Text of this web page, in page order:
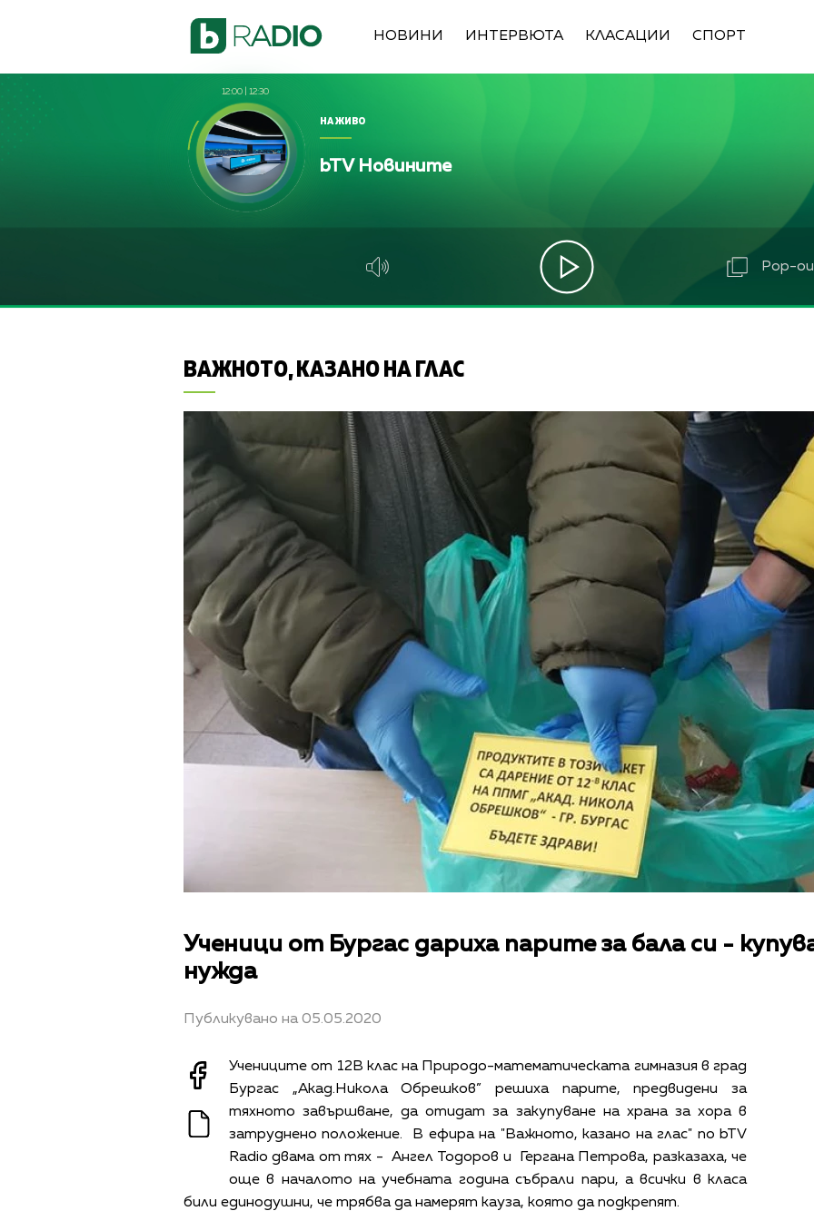
НОВИНИ ИНТЕРВЮТА КЛАСАЦИИ СПОРТ
12:00 12:30
НА ЖИВО
bTV Новините
Pop-
ВАЖНОТО, КАЗАНО НА ГЛАС
Ученици от Бургас дариха парите за бала си -
нужда
Публикувано на 05.05.2020
Учениците от 12В клас на Природо-математическата гимназия в град
Бургас „Акад.Никола Обрешков” решиха парите, предвидени за
тяхното завършване, да отидат за закупуване на храна за хора в
затруднено положение. В ефира на "Важното, казано на глас" по bTV
Radio двама от тях - Ангел Тодоров и Гергана Петрова, разказаха, че
още в началото на учебната година събрали пари, а всички в класа
били единодушни, че трябва да намерят кауза, която да подкрепят.